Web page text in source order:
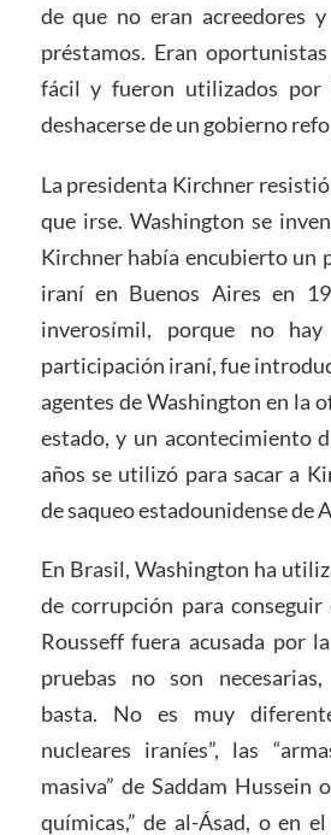
de que no eran acreedores
préstamos. Eran
fácil y fueron utilizados por
deshacerse de un gobierno
La presidenta Kirchner
que irse. Washington se
Kirchner había encubierto un
iraní en Buenos Aires en
inverosímil, porque no
participación iraní, fue
agentes de Washington en la
estado, y un acontecimiento
años se utilizó para sacar a
de saqueo estadounidense de
En Brasil, Washington ha
de corrupción para
Rousseff fuera acusada por
pruebas no son necesarias,
basta. No es muy
nucleares iraníes”, las
masiva” de Saddam Hussein
químicas,” de al-Ásad, o en